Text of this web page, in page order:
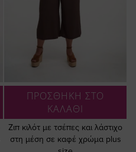
ΠΡΟΣΘΗΚΗ ΣΤΟ
ΚΑΛΑΘΙ
Ζιπ κιλότ με τσέπες και λάστιχο
στη μέση σε καφέ χρώμα plus